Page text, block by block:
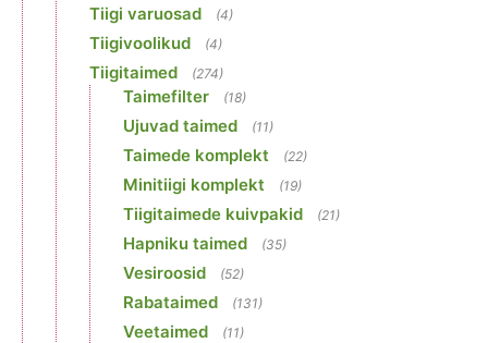
Tiigi varuosad (4)
Tiigivoolikud (4)
Tiigitaimed (274)
Taimefilter (18)
Ujuvad taimed (11)
Taimede komplekt (22)
Minitiigi komplekt (19)
Tiigitaimede kuivpakid (21)
Hapniku taimed (35)
Vesiroosid (52)
Rabataimed (131)
Veetaimed (11)